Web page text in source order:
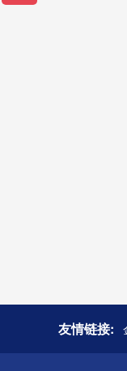
友情链接: